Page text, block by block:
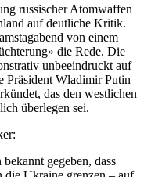
russischer Atomwaffen
auf deutliche Kritik.
von einem
die Rede. Die
unbeeindruckt auf
Präsident Wladimir Putin
das den westlichen
überlegen sei.
gegeben, dass